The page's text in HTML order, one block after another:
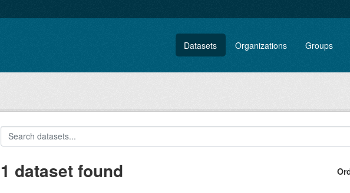
Datasets Organizations Groups
1 dataset found